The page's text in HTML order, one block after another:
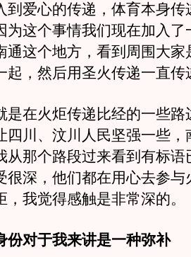
到爱心的传递，体育本身传
为这个事情我们现在加入了
通这个地方，看到周围大家
起，然后用圣火传递一直传
在火炬传递比经的一些路
四川、汶川人民坚强一些，
从那个路段过来看到有标语
很深，他们都在用心去参与
我觉得感触是非常深的。
份对于我来讲是一种弥补